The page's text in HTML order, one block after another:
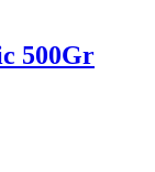
500Gr